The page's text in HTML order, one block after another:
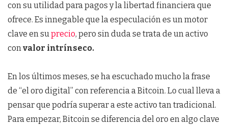
con su utilidad para pagos y la libertad financiera que
ofrece. Es innegable que la especulación es un motor
clave en suprecio, pero sin duda se trata de un activo
convalor intrínseco.
En los últimos meses, se ha escuchado mucho la frase
de “el oro digital” con referencia a Bitcoin. Lo cual lleva a
pensar que podría superar a este activo tan tradicional.
Para empezar, Bitcoin se diferencia del oro en algo clave